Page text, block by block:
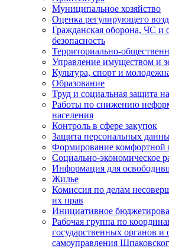
Муниципальное хозяйство
Оценка регулирующего
Гражданская оборона, ЧС и
безопасность
Территориально-
Управление имуществом и
Культура, спорт и
Образование
Труд и социальная защита
Работы по снижению
населения
Контроль в сфере закупок
Защита персональных
Формирование комфортной
Социально-экономическое
Информация для
Жилье
Комиссия по делам
их прав
Инициативное
Рабочая группа по
государственных органов и
самоуправления